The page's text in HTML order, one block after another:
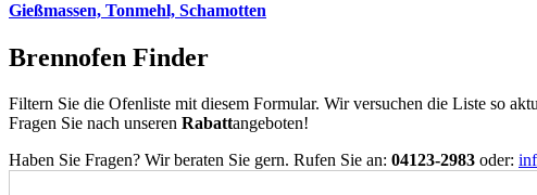
Gießmassen, Tonmehl, Schamotten
Brennofen Finder
Filtern Sie die Ofenliste mit diesem Formular. Wir versuchen die Liste so
Fragen Sie nach unseren Rabattangeboten!
Haben Sie Fragen? Wir beraten Sie gern. Rufen Sie an: 04123-2983 oder: